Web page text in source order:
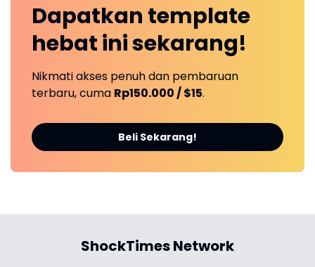
Dapatkan template
hebat inisekarang!
Nikmati akses penuh dan pembaruan
terbaru, cuma Rp150.000 / $15.
Beli Sekarang!
ShockTimes Network